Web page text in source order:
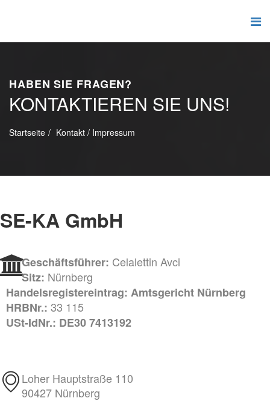
HABEN SIE FRAGEN?
KONTAKTIEREN SIE UNS!
Startseite Kontakt / Impressum
SE-KA GmbH
Geschäftsführer: Celalettin Avci
Sitz: Nürnberg
Handelsregistereintrag: Amtsgericht Nürnberg
HRBNr.: 33 115
USt-IdNr.: DE30 7413192
Loher Hauptstraße 110
90427 Nürnberg